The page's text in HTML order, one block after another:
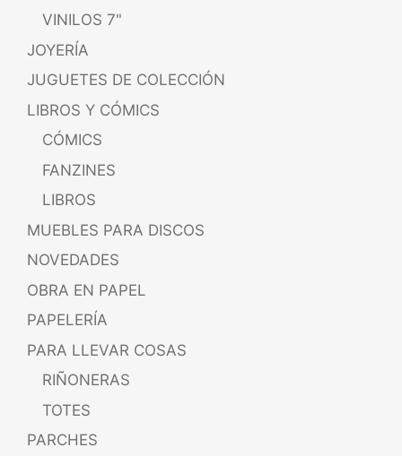
VINILOS 7"
JOYERÍA
JUGUETES DE COLECCIÓN
LIBROS Y CÓMICS
CÓMICS
FANZINES
LIBROS
MUEBLES PARA DISCOS
NOVEDADES
OBRA EN PAPEL
PAPELERÍA
PARA LLEVAR COSAS
RIÑONERAS
TOTES
PARCHES